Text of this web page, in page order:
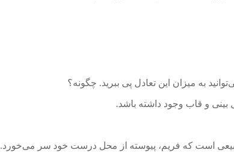
به میزان این تعادل پی ببرید. چگونه؟
و قاب وجود داشته باشد.
طبیعی است که فریم، پیوسته از محل درست خود سر می‌خورد.